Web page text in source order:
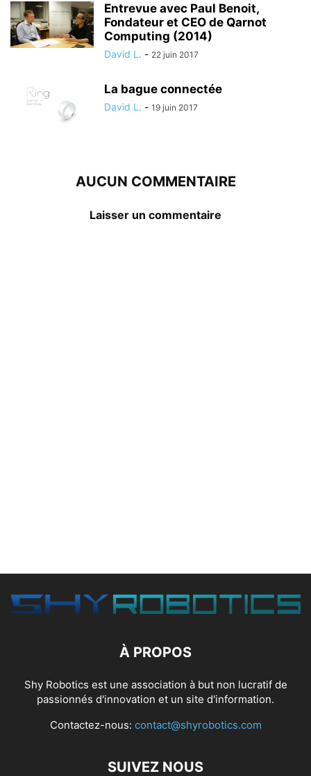
Entrevue avec Paul Benoit,
Fondateur et CEO de Qarnot
Computing (2014)
David L. - 22 juin 2017
La bague connectée
David L. - 19 juin 2017
AUCUN COMMENTAIRE
Laisser un commentaire
À PROPOS
Shy Robotics est une association à but non lucratif de
passionnés d'innovation et un site d'information.
Contactez-nous: contact@shyrobotics.com
SUIVEZ NOUS